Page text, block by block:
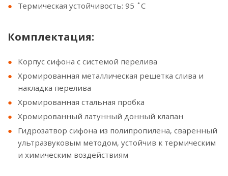
Термическая устойчивость: 95 ˚C
Комплектация:
Корпус сифона с системой перелива
Хромированная металлическая решетка слива и
накладка перелива
Хромированная стальная пробка
Хромированный латунный донный клапан
Гидрозатвор сифона из полипропилена, сваренный
ультразвуковым методом, устойчив к термическим
и химическим воздействиям